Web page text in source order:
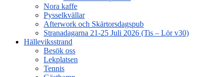
Nora kaffe
Pysselkvällar
Afterwork och Skärtorsdagspub
Stranadagarna 21-25 Juli 2026 (Tis – Lör v30)
Hälleviksstrand
Besök oss
Lekplatsen
Tennis